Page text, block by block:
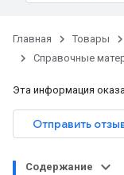
Главная Товары
Справочные
Эта информация
Отправить
Содержание